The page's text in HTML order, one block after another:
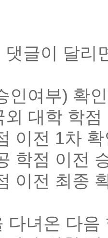
글이 달리
인여부) 확
대학 학점
이전 1차 확
학점 이전
이전 최종
다녀온 다